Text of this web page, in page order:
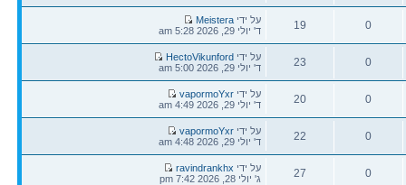
תגובות
צפיות
0
תגובות
19
צפיות
הודעה
אחרונה
על ידיMeistera
ד' יולי 29, 2026 5:28 am
0
תגובות
23
צפיות
הודעה
אחרונה
על ידיHectoVikunford
ד' יולי 29, 2026 5:00 am
0
תגובות
20
צפיות
הודעה
אחרונה
על ידיvapormoYxr
ד' יולי 29, 2026 4:49 am
0
תגובות
22
צפיות
הודעה
אחרונה
על ידיvapormoYxr
ד' יולי 29, 2026 4:48 am
0
27
הודעה
אחרונה
על ידי ravindrankhx
ג' יולי 28, 2026 7:42 pm